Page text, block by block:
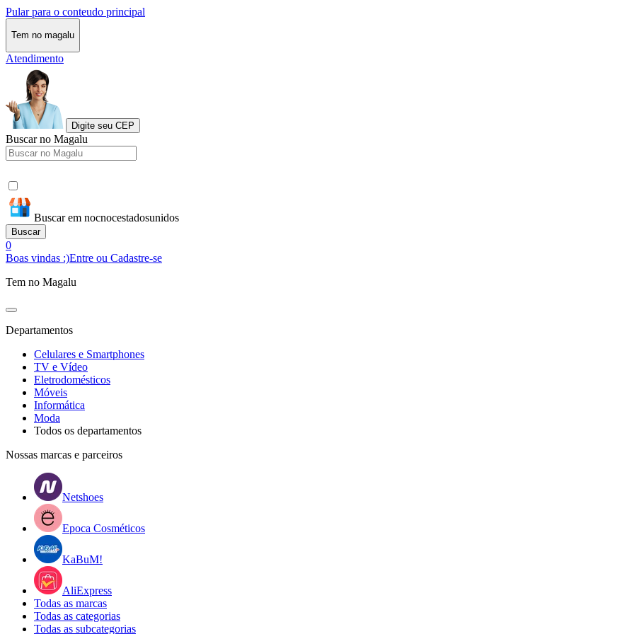
Pular para o conteudo principal
Tem no magalu
Atendimento
Digite seu CEP
Buscar no Magalu
Buscar em nocnocestadosunidos
Buscar
0
Boas vindas :)Entre ou Cadastre-se
Tem no Magalu
Departamentos
Celulares e Smartphones
TV e Vídeo
Eletrodomésticos
Móveis
Informática
Moda
Todos os departamentos
Nossas marcas e parceiros
Netshoes
Epoca Cosméticos
KaBuM!
AliExpress
Todas as marcas
Todas as categorias
Todas as subcategorias